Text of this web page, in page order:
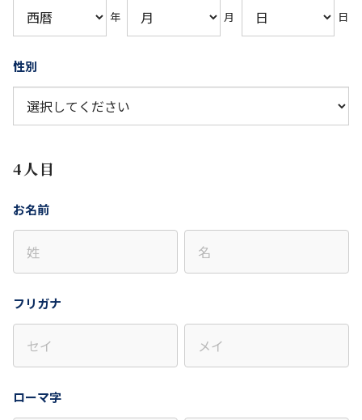
年 月 日
性別
4人目
お名前
フリガナ
ローマ字